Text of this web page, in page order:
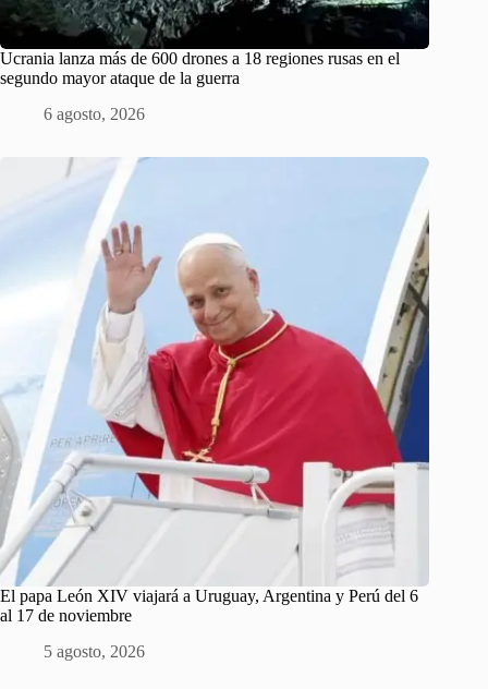
Ucrania lanza más de 600 drones a 18 regiones rusas en el
segundo mayor ataque de la guerra
6 agosto, 2026
El papa León XIV viajará a Uruguay, Argentina y Perú del 6
al 17 de noviembre
5 agosto, 2026